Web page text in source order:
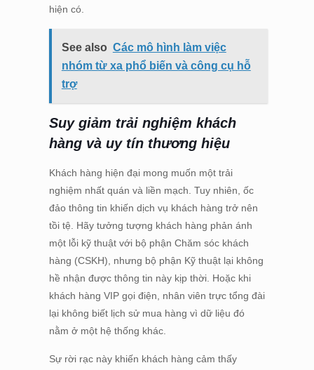
hiện có.
See also Các mô hình làm việc
nhóm từ xa phổ biến và công cụ hỗ
trợ
Suy giảm trải nghiệm khách
hàng và uy tín thương hiệu
Khách hàng hiện đại mong muốn một trải
nghiệm nhất quán và liền mạch. Tuy nhiên, ốc
đảo thông tin khiến dịch vụ khách hàng trở nên
tồi tệ. Hãy tưởng tượng khách hàng phản ánh
một lỗi kỹ thuật với bộ phận Chăm sóc khách
hàng (CSKH), nhưng bộ phận Kỹ thuật lại không
hề nhận được thông tin này kịp thời. Hoặc khi
khách hàng VIP gọi điện, nhân viên trực tổng đài
lại không biết lịch sử mua hàng vì dữ liệu đó
nằm ở một hệ thống khác.
Sự rời rạc này khiến khách hàng cảm thấy